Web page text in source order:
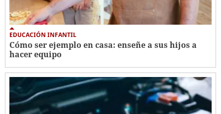
EDUCACIÓN INFANTIL
Cómo ser ejemplo en casa: enseñe a sus hijos a
hacer equipo